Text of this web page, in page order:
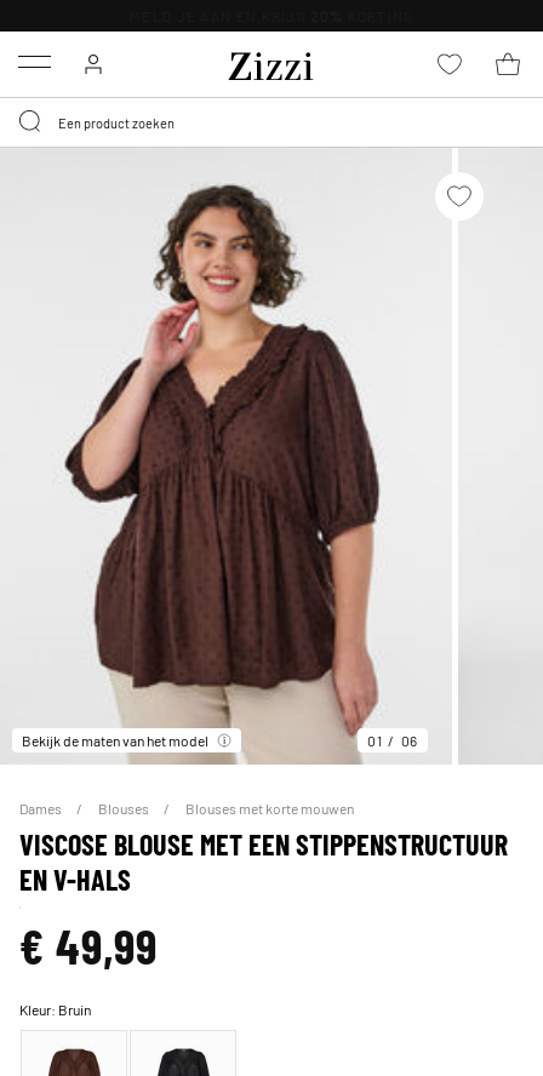
Menu
Bekijk de maten van het model 01 06
Dames Blouses Blouses met korte mouwen
VISCOSE BLOUSE MET EEN STIPPENSTRUCTUUR
EN V-HALS
€ 49,99
Kleur: Bruin